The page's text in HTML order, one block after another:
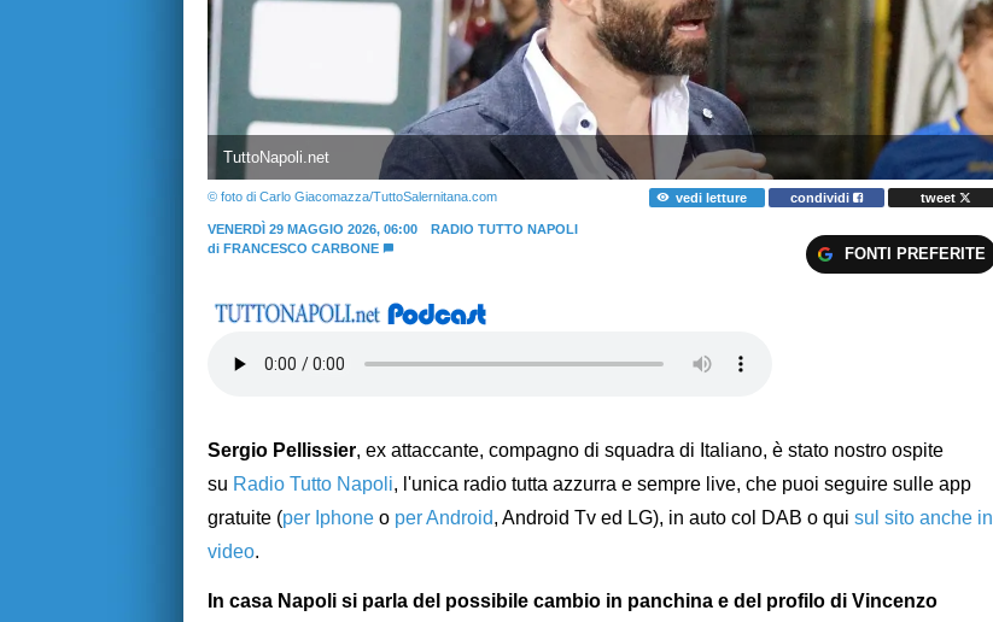
TuttoNapoli.net
© foto di Carlo Giacomazza/TuttoSalernitana.com vedi letture condividi tweet
VENERDÌ 29 MAGGIO 2026, 06:00
RADIO TUTTO NAPOLI
di FRANCESCO CARBONE FONTI PREFERITE
Sergio Pellissier, ex attaccante, compagno di squadra di Italiano, è stato nostro ospite
su Radio Tutto Napoli, l'unica radio tutta azzurra e sempre live, che puoi seguire sulle app
gratuite (per Iphone o per Android, Android Tv ed LG), in auto col DAB o qui sul sito anche in
video.
In casa Napoli si parla del possibile cambio in panchina e del profilo di Vincenzo